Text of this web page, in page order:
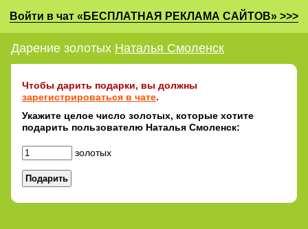
Войти в чат «БЕСПЛАТНАЯ РЕКЛАМА САЙТОВ» >>>
Дарение золотых Наталья Смоленск
Чтобы дарить подарки, вы должны
зарегистрироваться в чате.
Укажите целое число золотых, которые хотите
подарить пользователю Наталья Смоленск:
золотых